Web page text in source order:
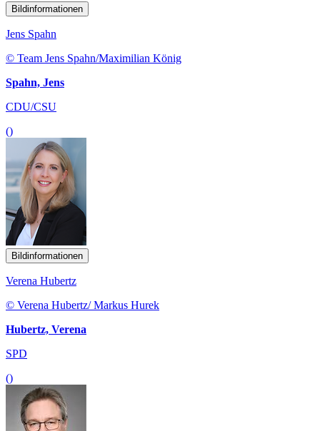
Bildinformationen
Jens Spahn
© Team Jens Spahn/Maximilian König
Spahn, Jens
CDU/CSU
()
Bildinformationen
Verena Hubertz
© Verena Hubertz/ Markus Hurek
Hubertz, Verena
SPD
()